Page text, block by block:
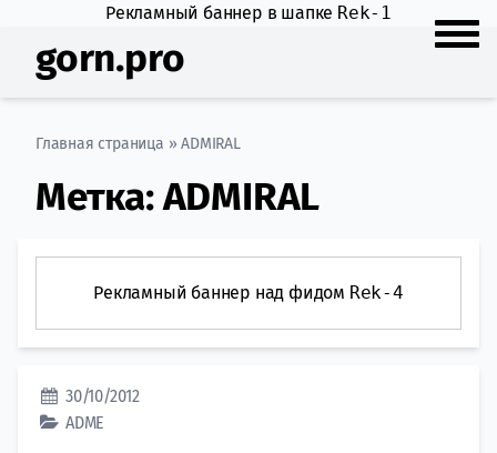
Рекламный баннер в шапке Rek-1
gorn.pro
Главная страница »ADMIRAL
Метка:ADMIRAL
Рекламный баннер над фидом Rek-4
30/10/2012
ADME